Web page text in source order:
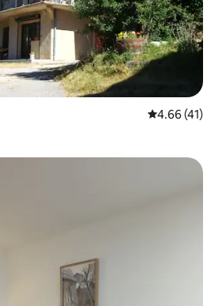
Ukadiriaji wa
4.66 (41)